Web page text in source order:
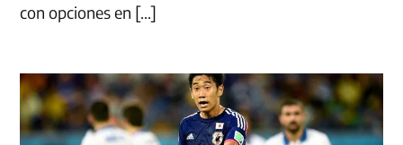
con opciones en […]